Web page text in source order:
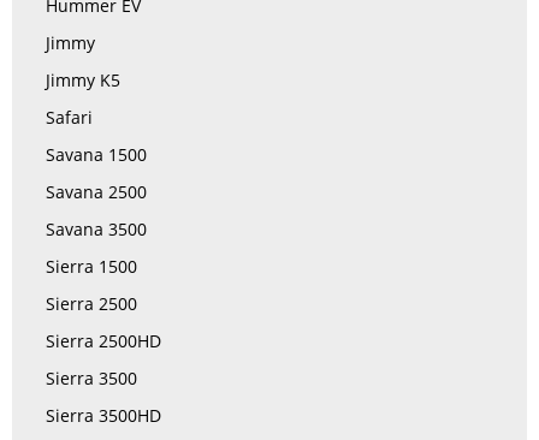
Hummer EV
Jimmy
Jimmy K5
Safari
Savana 1500
Savana 2500
Savana 3500
Sierra 1500
Sierra 2500
Sierra 2500HD
Sierra 3500
Sierra 3500HD